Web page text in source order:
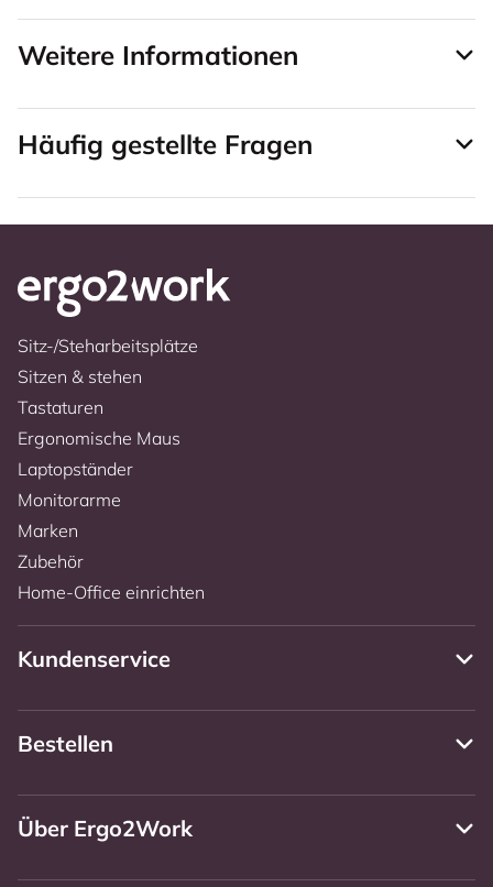
Weitere Informationen
Häufig gestellte Fragen
Sitz-/Steharbeitsplätze
Sitzen & stehen
Tastaturen
Ergonomische Maus
Laptopständer
Monitorarme
Marken
Zubehör
Home-Office einrichten
Kundenservice
Bestellen
Über Ergo2Work